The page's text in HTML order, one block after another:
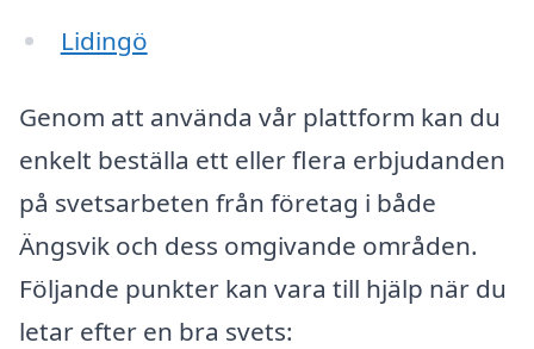
Lidingö
Genom att använda vår plattform kan du
enkelt beställa ett eller flera erbjudanden
på svetsarbeten från företag i både
Ängsvik och dess omgivande områden.
Följande punkter kan vara till hjälp när du
letar efter en bra svets: